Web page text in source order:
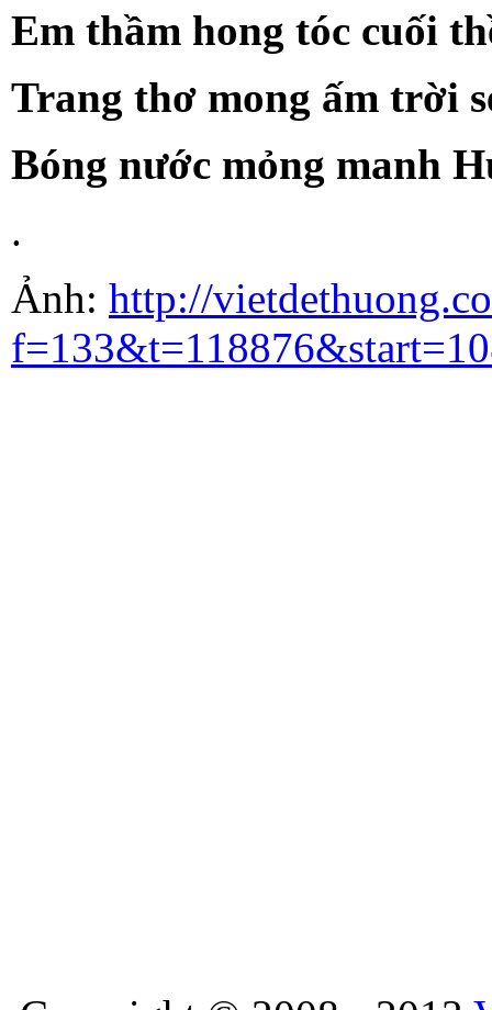
Em thầm hong tóc cuối
Trang thơ mong ấm trời
Bóng nước mỏng manh
.
Ảnh: http://
f=133&t=118876&st